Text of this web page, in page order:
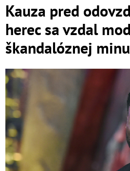
Kauza pred
herec sa vzdal
škandalóznej